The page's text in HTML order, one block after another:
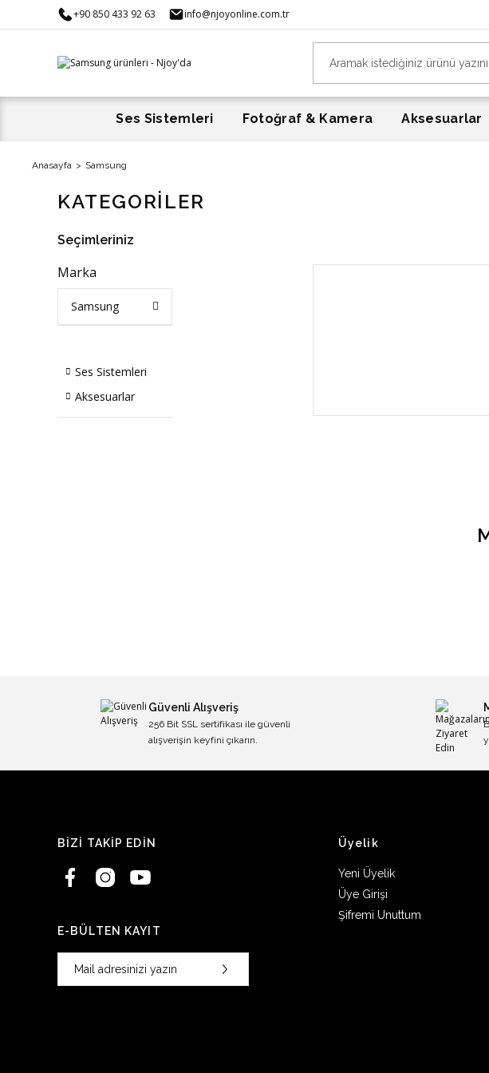
+90 850 433 92 63 info@njoyonline.com.tr
Ses Sistemleri Fotoğraf & Kamera Aksesuarlar
Anasayfa Samsung
KATEGORİLER
Seçimleriniz
Marka
Samsung
Ses Sistemleri
Aksesuarlar
Güvenli Alışveriş
256 Bit SSL sertifikası ile güvenli
alışverişin keyfini çıkarın.
BİZİ TAKİP EDİN
E-BÜLTEN KAYIT
Üyelik
Yeni Üyelik
Üye Girişi
Şifremi Unuttum